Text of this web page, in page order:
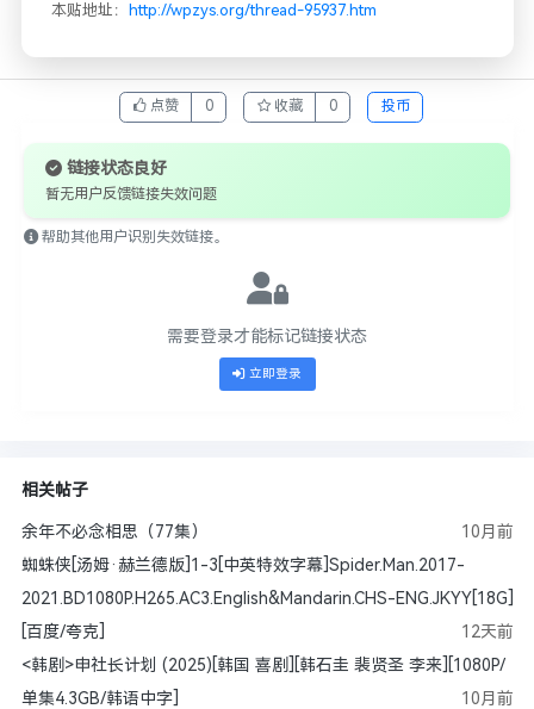
本贴地址： http://wpzys.org/thread-95937.htm
点赞 0 收藏 0 投币
链接状态良好
暂无用户反馈链接失效问题
帮助其他用户识别失效链接。
需要登录才能标记链接状态
立即登录
相关帖子
余年不必念相思（77集）
10月前
蜘蛛侠[汤姆·赫兰德版]1-3[中英特效字幕]Spider.Man.2017-
2021.BD1080P.H265.AC3.English&Mandarin.CHS-ENG.JKYY[18G]
[百度/夸克]
12天前
<韩剧>申社长计划 (2025)[韩国 喜剧][韩石圭 裴贤圣 李来][1080P/
单集4.3GB/韩语中字]
10月前